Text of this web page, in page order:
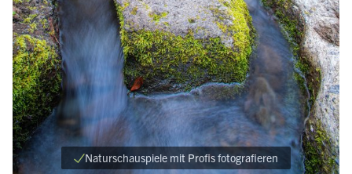
Naturschauspiele mit Profis fotografieren